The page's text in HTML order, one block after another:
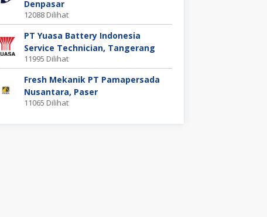
Denpasar
12088 Dilihat
PT Yuasa Battery Indonesia
Service Technician, Tangerang
11995 Dilihat
Fresh Mekanik PT Pamapersada
Nusantara, Paser
11065 Dilihat